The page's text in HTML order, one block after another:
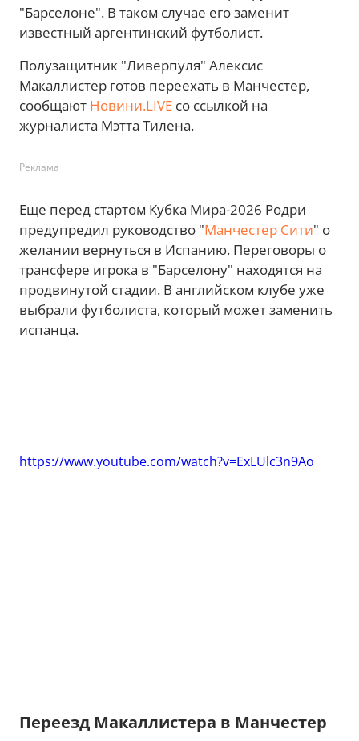
"Барселоне". В таком случае его заменит
известный аргентинский футболист.
Полузащитник "Ливерпуля" Алексис
Макаллистер готов переехать в Манчестер,
сообщают Новини.LIVE со ссылкой на
журналиста Мэтта Тилена.
Реклама
Еще перед стартом Кубка Мира-2026 Родри
предупредил руководство "Манчестер Сити" о
желании вернуться в Испанию. Переговоры о
трансфере игрока в "Барселону" находятся на
продвинутой стадии. В английском клубе уже
выбрали футболиста, который может заменить
испанца.
https://www.youtube.com/watch?v=ExLUlc3n9Ao
Переезд Макаллистера в Манчестер